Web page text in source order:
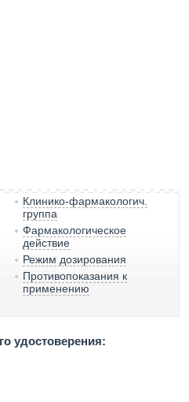
Клинико-фармакологич.
группа
Фармакологическое
действие
Режим дозирования
Противопоказания к
применению
удостоверения: